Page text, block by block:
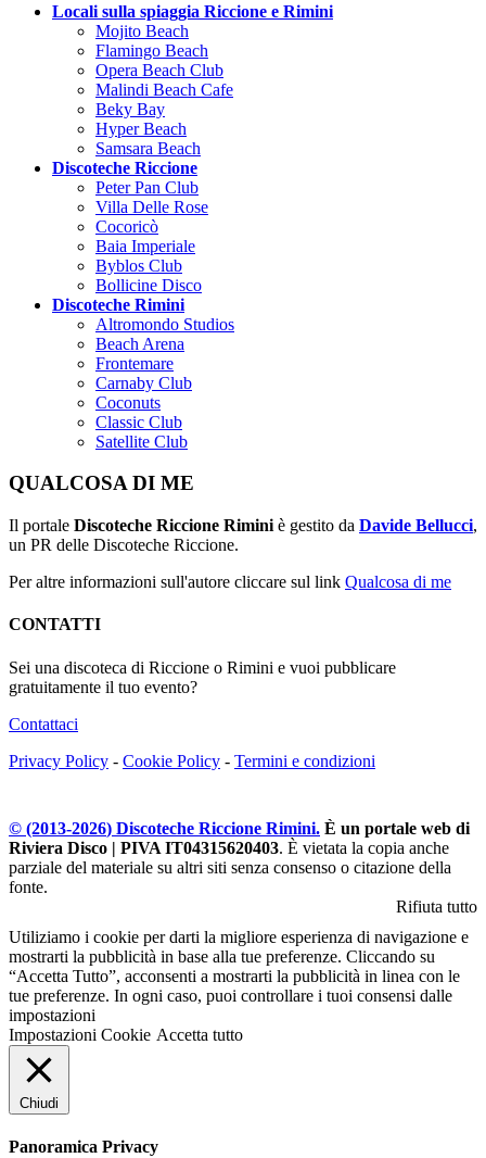
Locali sulla spiaggia Riccione e Rimini
Mojito Beach
Flamingo Beach
Opera Beach Club
Malindi Beach Cafe
Beky Bay
Hyper Beach
Samsara Beach
Discoteche Riccione
Peter Pan Club
Villa Delle Rose
Cocoricò
Baia Imperiale
Byblos Club
Bollicine Disco
Discoteche Rimini
Altromondo Studios
Beach Arena
Frontemare
Carnaby Club
Coconuts
Classic Club
Satellite Club
QUALCOSA DI ME
Il portale Discoteche Riccione Rimini è gestito da Davide Bellucci,
un PR delle Discoteche Riccione.
Per altre informazioni sull'autore cliccare sul link Qualcosa di me
CONTATTI
Sei una discoteca di Riccione o Rimini e vuoi pubblicare
gratuitamente il tuo evento?
Contattaci
Privacy Policy - Cookie Policy - Termini e condizioni
© (2013-2026) Discoteche Riccione Rimini. È un portale web di
Riviera Disco | PIVA IT04315620403. È vietata la copia anche
parziale del materiale su altri siti senza consenso o citazione della
fonte.
Rifiuta tutto
Utiliziamo i cookie per darti la migliore esperienza di navigazione e
mostrarti la pubblicità in base alla tue preferenze. Cliccando su
“Accetta Tutto”, acconsenti a mostrarti la pubblicità in linea con le
tue preferenze. In ogni caso, puoi controllare i tuoi consensi dalle
impostazioni
Impostazioni Cookie Accetta tutto
Chiudi
Panoramica Privacy